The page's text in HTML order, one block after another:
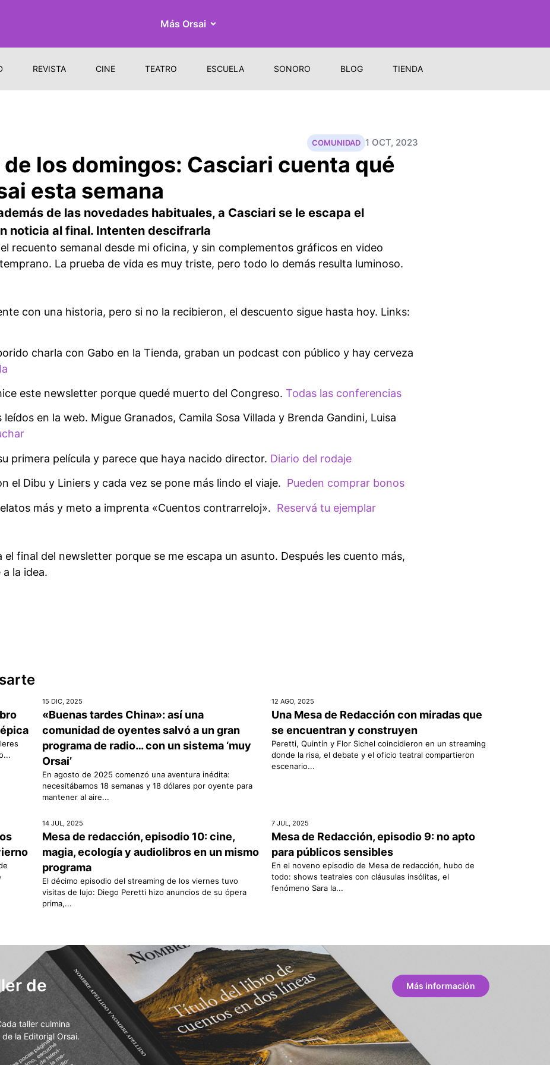
Más Orsai
REVISTA CINE TEATRO ESCUELA SONORO BLOG TIENDA
1 OCT, 2023
COMUNIDAD
los domingos: Casciari cuenta qué
esta semana
de las novedades habituales, a Casciari se le escapa el
noticia al final. Intenten descifrarla
recuento semanal desde mi oficina, y sin complementos gráficos en video
La prueba de vida es muy triste, pero todo lo demás resulta luminoso.
con una historia, pero si no la recibieron, el descuento sigue hasta hoy. Links:
charla con Gabo en la Tienda, graban un podcast con público y hay cerveza
este newsletter porque quedé muerto del Congreso. Todas las conferencias
en la web. Migue Granados, Camila Sosa Villada y Brenda Gandini, Luisa
primera película y parece que haya nacido director. Diario del rodaje
el Dibu y Liniers y cada vez se pone más lindo el viaje. Pueden comprar bonos
más y meto a imprenta «Cuentos contrarreloj». Reservá tu ejemplar
el final del newsletter porque se me escapa un asunto. Después les cuento más,
la idea.
15 DIC, 2025
«Buenas tardes China»: así una
comunidad de oyentes salvó a un gran
programa de radio… con un sistema ‘muy
Orsai’
En agosto de 2025 comenzó una aventura inédita:
necesitábamos 18 semanas y 18 dólares por oyente para
mantener al aire...
12 AGO, 2025
Una Mesa de Redacción con miradas que
se encuentran y construyen
Peretti, Quintín y Flor Sichel coincidieron en un streaming
donde la risa, el debate y el oficio teatral compartieron
escenario...
14 JUL, 2025
Mesa de redacción, episodio 10: cine,
magia, ecología y audiolibros en un mismo
programa
El décimo episodio del streaming de los viernes tuvo
visitas de lujo: Diego Peretti hizo anuncios de su ópera
prima,...
7 JUL, 2025
Mesa de Redacción, episodio 9: no apto
para públicos sensibles
En el noveno episodio de Mesa de redacción, hubo de
todo: shows teatrales con cláusulas insólitas, el
fenómeno Sara la...
de
taller culmina
la Editorial Orsai.
Más información